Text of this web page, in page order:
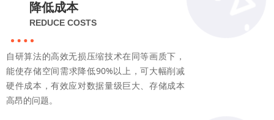
降低成本
REDUCE COSTS
自研算法的高效无损压缩技术在同等画质下，
能使存储空间需求降低90%以上，可大幅削减
硬件成本，有效应对数据量级巨大、存储成本
高昂的问题。